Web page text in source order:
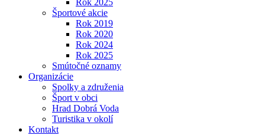
Rok 2025
Športové akcie
Rok 2019
Rok 2020
Rok 2024
Rok 2025
Smútočné oznamy
Organizácie
Spolky a združenia
Šport v obci
Hrad Dobrá Voda
Turistika v okolí
Kontakt